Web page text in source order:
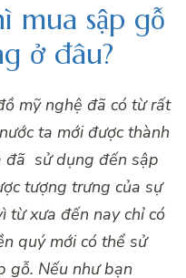
mua sập gỗ
ở đâu?
mỹ nghệ đã có từ rất
ta mới được thành
đã sử dụng đến sập
tượng trưng của sự
từ xưa đến nay chỉ có
quý mới có thể sử
gỗ. Nếu như bạn